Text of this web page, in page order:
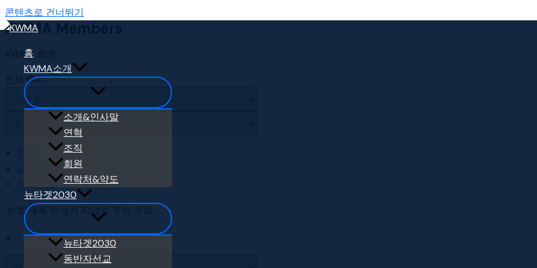
콘텐츠로 건너뛰기
홈
KWMA소개
소개&인사말
연혁
조직
회원
연락처&약도
뉴타겟2030
뉴타겟2030
동반자선교
KWMA Members
KWMA 회원
전체 154
교단선교부
선교단체
번호제목 작성일